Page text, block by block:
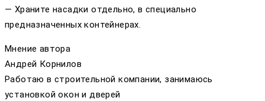
— Храните насадки отдельно, в специально
предназначенных контейнерах.
Мнение автора
Андрей Корнилов
Работаю в строительной компании, занимаюсь
установкой окон и дверей